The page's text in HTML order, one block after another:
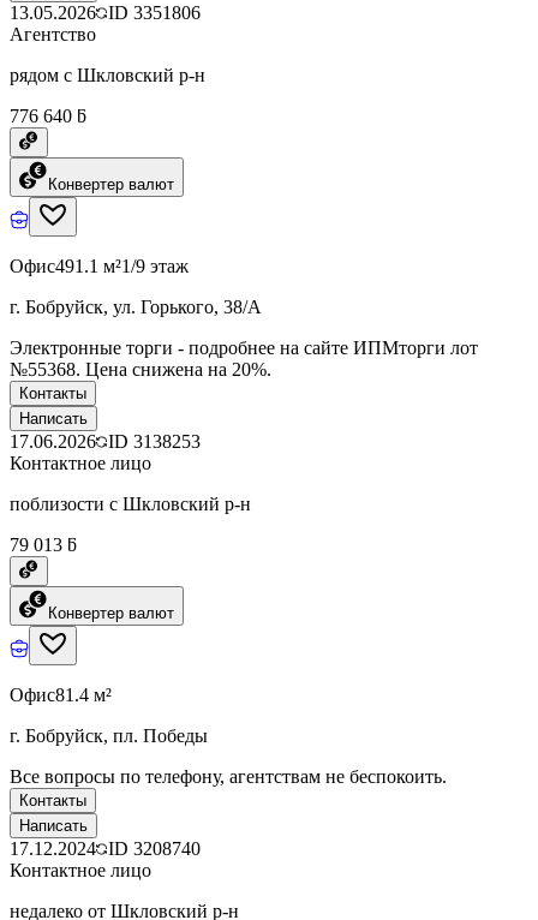
13.05.2026 ID 3351806
Агентство
рядом с Шкловский р-н
776 640 ƃ
Конвертер валют
Офис491.1 м²1/9 этаж
г. Бобруйск, ул. Горького, 38/А
Электронные торги - подробнее на сайте ИПМторги лот
№55368. Цена снижена на 20%.
Контакты
Написать
17.06.2026 ID 3138253
Контактное лицо
поблизости с Шкловский р-н
79 013 ƃ
Конвертер валют
Офис81.4 м²
г. Бобруйск, пл. Победы
Все вопросы по телефону, агентствам не беспокоить.
Контакты
Написать
17.12.2024 ID 3208740
Контактное лицо
недалеко от Шкловский р-н